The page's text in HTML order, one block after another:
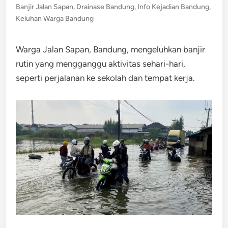
in
Banjir Jalan Sapan, Drainase Bandung, Info Kejadian Bandung,
Keluhan Warga Bandung
Warga Jalan Sapan, Bandung, mengeluhkan banjir
rutin yang mengganggu aktivitas sehari-hari,
seperti perjalanan ke sekolah dan tempat kerja.